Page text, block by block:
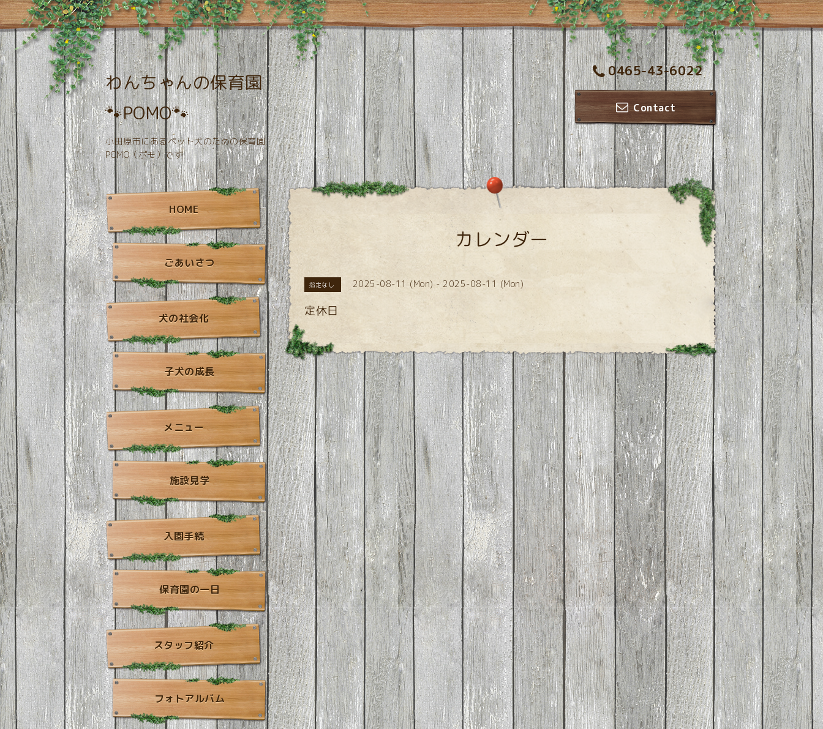
0465-43-6022
Contact
わんちゃんの保育園
🐾POMO🐾
小田原市にあるペット犬のための保育園
POMO（ポモ）です
カレンダー
指定なし 2025-08-11 (Mon) - 2025-08-11 (Mon)
定休日
HOME
ごあいさつ
犬の社会化
子犬の成長
メニュー
施設見学
入園手続
保育園の一日
スタッフ紹介
フォトアルバム